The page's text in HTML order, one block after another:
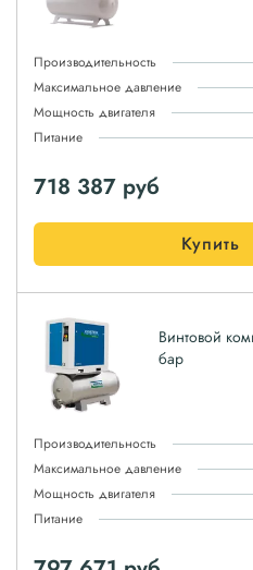
Производительность
Максимальное давление
Мощность двигателя
Питание
718 387 руб
Купить
Винтовой
бар
Производительность
Максимальное давление
Мощность двигателя
Питание